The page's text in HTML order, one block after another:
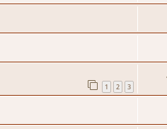
1 2 3